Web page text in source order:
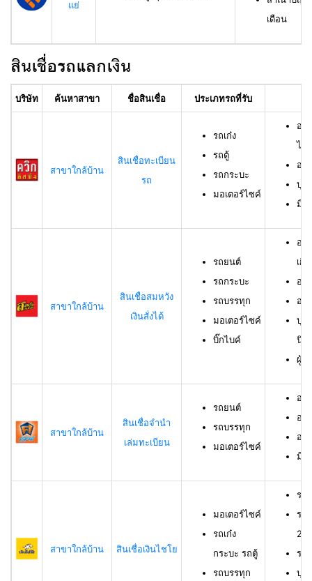
แย่
เดือน
สินเชื่อรถแลกเงิน
บริษัท ค้นหาสาขา ชื่อสินเชื่อ ประเภทรถที่รับ
สาขาใกล้บ้าน
สินเชื่อทะเบียน
รถ
รถเก๋ง
รถตู้
รถกระบะ
มอเตอร์ไซค์
อา
ไม่
อา
บุค
มีชื่
สาขาใกล้บ้าน
สินเชื่อสมหวัง
เงินสั่งได้
รถยนต์
รถกระบะ
รถบรรทุก
มอเตอร์ไซค์
บิ๊กไบค์
อา
เกิ
อา
อา
บุค
นิติ
ผู้กู้
สาขาใกล้บ้าน
สินเชื่อจำนำ
เล่มทะเบียน
รถยนต์
รถบรรทุก
มอเตอร์ไซค์
อา
อา
อา
มีชื่
สาขาใกล้บ้าน สินเชื่อเงินไชโย
มอเตอร์ไซค์
รถเก๋ง
กระบะ รถตู้
รถบรรทุก
รถ
รถ
23
รถ
บุค